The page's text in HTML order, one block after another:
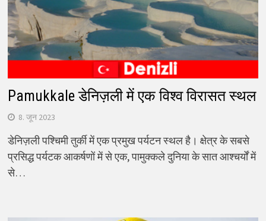
Pamukkale डेनिज़ली में एक विश्व विरासत स्थल
8. जून 2023
डेनिज़ली पश्चिमी तुर्की में एक प्रमुख पर्यटन स्थल है। क्षेत्र के सबसे
प्रसिद्ध पर्यटक आकर्षणों में से एक, पामुक्कले दुनिया के सात आश्चर्यों में
से…